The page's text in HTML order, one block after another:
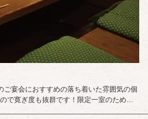
宴会におすすめの落ち着いた雰囲気の個
で寛ぎ度も抜群です！限定一室のためご